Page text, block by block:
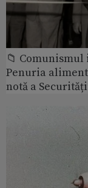
📁 Comunismul
Penuria
notă a